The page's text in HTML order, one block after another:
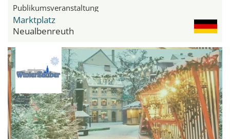
Publikumsveranstaltung
Marktplatz
Neualbenreuth